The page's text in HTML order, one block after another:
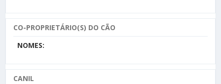
CO-PROPRIETÁRIO(S) DO CÃO
NOMES:
CANIL